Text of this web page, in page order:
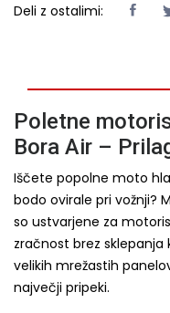
Deli z ostalimi:
Poletne
Bora Air –
Iščete popolne moto
bodo ovirale pri vožnji?
so ustvarjene za
zračnost brez
velikih mrežastih
največji pripeki.